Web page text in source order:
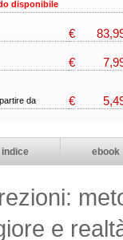
disponibile
€
€
da €
indice ebook
e